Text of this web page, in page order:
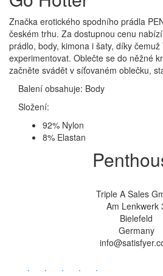
Značka erotického spodního prádla
českém trhu. Za dostupnou cenu
prádlo, body, kimona i šaty, díky čemuž
experimentovat. Oblečte se do něžné
začněte svádět v síťovaném oblečku,
Balení obsahuje: Body
Složení:
92% Nylon
8% Elastan
Triple A Sales
Am Lenkwerk
Bielefeld
Germany
. . . . .